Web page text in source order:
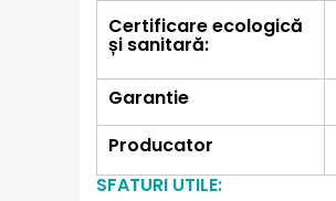
Certificare ecologică
și sanitară:
Garantie
Producator
SFATURI UTILE: